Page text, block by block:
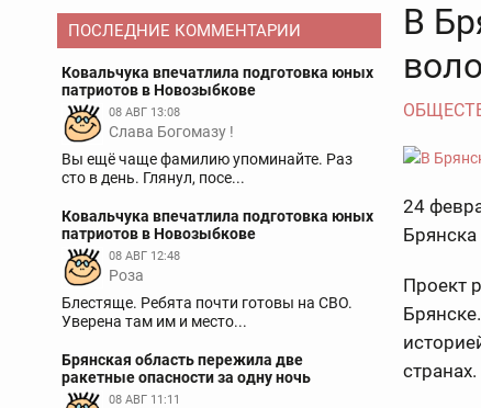
ПОСЛЕДНИЕ КОММЕНТАРИИ
Ковальчука впечатлила подготовка юных
патриотов в Новозыбкове
08 АВГ 13:08
Слава Богомазу !
Вы ещё чаще фамилию упоминайте. Раз
сто в день. Глянул, посе...
Ковальчука впечатлила подготовка юных
патриотов в Новозыбкове
08 АВГ 12:48
Роза
Блестяще. Ребята почти готовы на СВО.
Уверена там им и место...
Брянская область пережила две
ракетные опасности за одну ночь
08 АВГ 11:11
В
24
Брянска
Проект
странах.